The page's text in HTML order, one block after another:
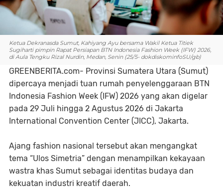
Ketua Dekranasda Sumut, Kahiyang Ayu bersama Wakil Ketua Titiek
Sugiharti pimpin Rapat Persiapan BTN Indonesia Fashion Week (IFW) 2026,
di Aula Tengku Rizal Nurdin, Medan, Senin (25/5- dokdiskominfoSU/gb)
GREENBERITA.com- Provinsi Sumatera Utara (Sumut)
dipercaya menjadi tuan rumah penyelenggaraan BTN
Indonesia Fashion Week (IFW) 2026 yang akan digelar
pada 29 Juli hingga 2 Agustus 2026 di Jakarta
International Convention Center (JICC), Jakarta.
Ajang fashion nasional tersebut akan mengangkat
tema “Ulos Simetria” dengan menampilkan kekayaan
wastra khas Sumut sebagai identitas budaya dan
kekuatan industri kreatif daerah.